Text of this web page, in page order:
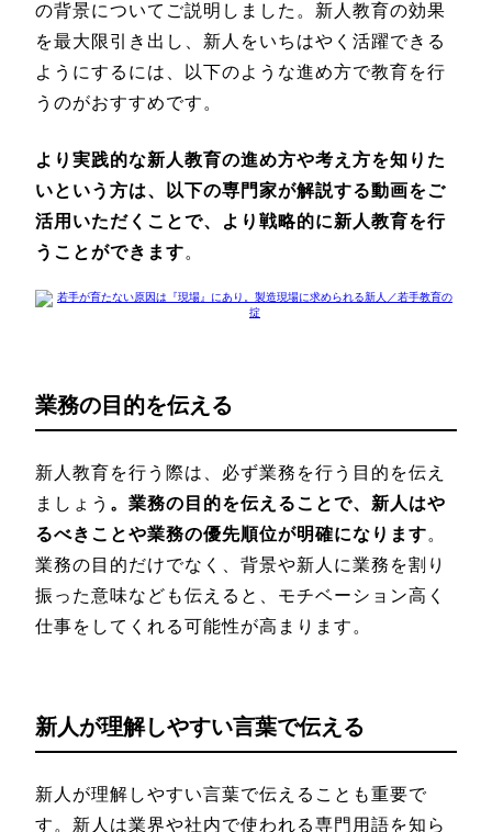
の背景についてご説明しました。新人教育の効果
を最大限引き出し、新人をいちはやく活躍できる
ようにするには、以下のような進め方で教育を行
うのがおすすめです。
より実践的な新人教育の進め方や考え方を知りた
いという方は、以下の専門家が解説する動画をご
活用いただくことで、より戦略的に新人教育を行
うことができます。
業務の目的を伝える
新人教育を行う際は、必ず業務を行う目的を伝え
ましょう 。業務の目的を伝えることで、新人はや
るべきことや業務の優先順位が明確になります。
業務の目的だけでなく、背景や新人に業務を割り
振った意味なども伝えると、モチベーション高く
仕事をしてくれる可能性が高まります。
新人が理解しやすい言葉で伝える
新人が理解しやすい言葉で伝えることも重要で
す。新人は業界や社内で使われる専門用語を知ら